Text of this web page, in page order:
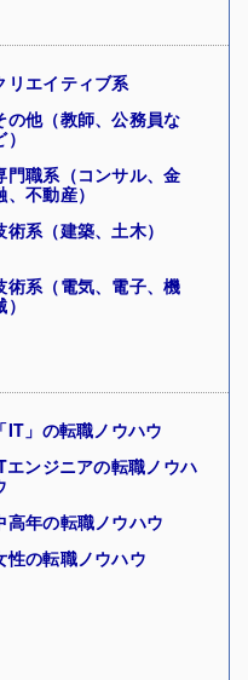
リエイティブ系
の他（教師、公務員な
）
門職系（コンサル、金
、不動産）
術系（建築、土木）
術系（電気、電子、機
「IT」の転職ノウハウ
エンジニアの転職ノウハ
高年の転職ノウハウ
性の転職ノウハウ